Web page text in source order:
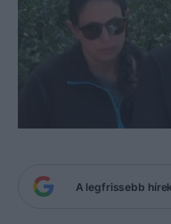
A legfrissebb